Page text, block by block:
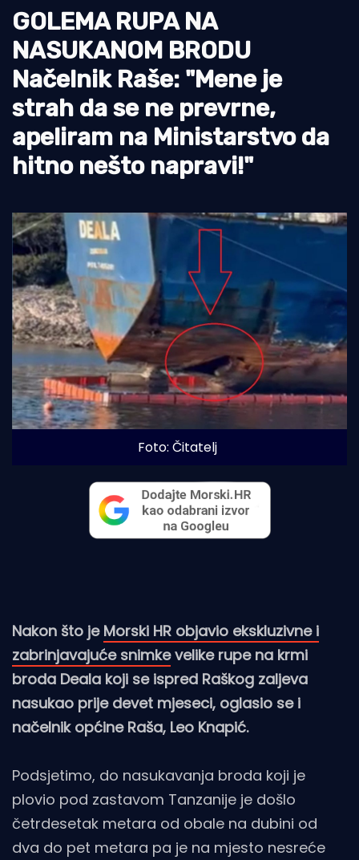
Pomorstvo
Ribolov
Ekologija
Tradicija i kultura
GOLEMA RUPA NA
NASUKANOM BRODU
Načelnik Raše: "Mene je
strah da se ne prevrne,
apeliram na Ministarstvo da
hitno nešto napravi!"
Foto: Čitatelj
Nakon što je Morski HR objavio ekskluzivne i
zabrinjavajuće snimkevelike rupe na krmi
broda Deala koji se ispred Raškog zaljeva
nasukao prije devet mjeseci, oglasio se i
načelnik općine Raša, Leo Knapić.
Podsjetimo, do nasukavanja broda koji je
plovio pod zastavom Tanzanije je došlo
četrdesetak metara od obale na dubini od
dva do pet metara pa je na mjesto nesreće